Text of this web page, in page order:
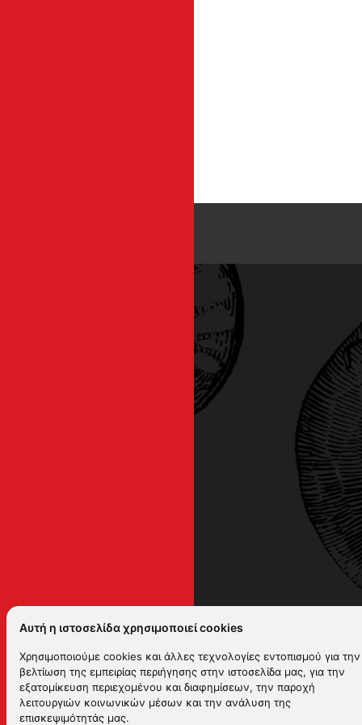
Αυτή η ιστοσελίδα χρησιμοποιεί cookies
Χρησιμοποιούμε cookies και άλλες τεχνολογίες εντοπισμού για την
βελτίωση της εμπειρίας περιήγησης στην ιστοσελίδα μας, για την
εξατομίκευση περιεχομένου και διαφημίσεων, την παροχή
λειτουργιών κοινωνικών μέσων και την ανάλυση της
επισκεψιμότητάς μας.